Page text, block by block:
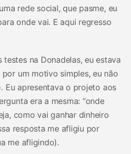
rede social, que pasme, eu
onde vai. E aqui regresso
na Donadelas, eu estava
um motivo simples, eu não
Eu apresentava o projeto aos
era a mesma: “onde
como vai ganhar dinheiro
resposta me afligiu por
me afligindo).